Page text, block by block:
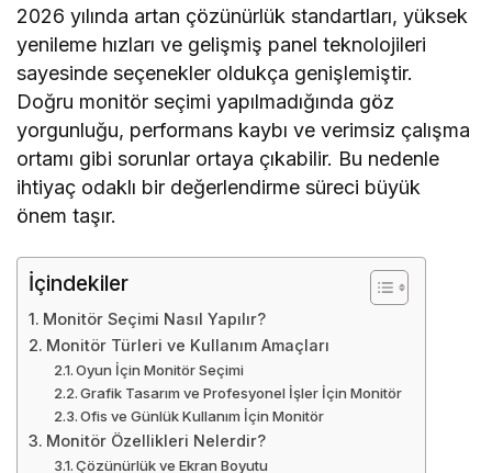
2026 yılında artan çözünürlük standartları, yüksek
yenileme hızları ve gelişmiş panel teknolojileri
sayesinde seçenekler oldukça genişlemiştir.
Doğru monitör seçimi yapılmadığında göz
yorgunluğu, performans kaybı ve verimsiz çalışma
ortamı gibi sorunlar ortaya çıkabilir. Bu nedenle
ihtiyaç odaklı bir değerlendirme süreci büyük
önem taşır.
İçindekiler
Monitör Seçimi Nasıl Yapılır?
Monitör Türleri ve Kullanım Amaçları
Oyun İçin Monitör Seçimi
Grafik Tasarım ve Profesyonel İşler İçin Monitör
Ofis ve Günlük Kullanım İçin Monitör
Monitör Özellikleri Nelerdir?
Çözünürlük ve Ekran Boyutu